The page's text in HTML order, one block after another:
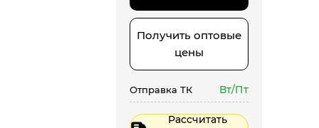
Получить оптовые
цены
Отправка ТК Вт/Пт
Рассчитать